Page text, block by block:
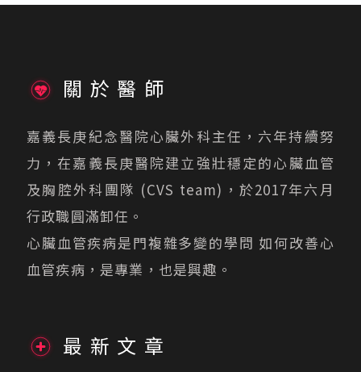
關於醫師
嘉義長庚紀念醫院心臟外科主任，六年持續努
力，在嘉義長庚醫院建立強壯穩定的心臟血管
及胸腔外科團隊 (CVS team)，於2017年六月
行政職圓滿卸任。
心臟血管疾病是門複雜多變的學問 如何改善心
血管疾病，是專業，也是興趣。
最新文章